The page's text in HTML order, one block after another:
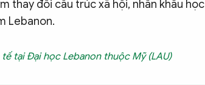
thay đổi cấu trúc xã hội, nhân khẩu học
Lebanon.
tại Đại học Lebanon thuộc Mỹ (LAU)